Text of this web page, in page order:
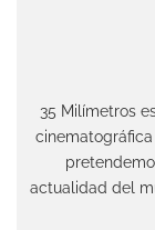
35 Milímetros
cinematográfica
actualidad del